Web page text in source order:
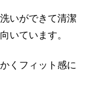
いができて清潔
いています。
くフィット感に